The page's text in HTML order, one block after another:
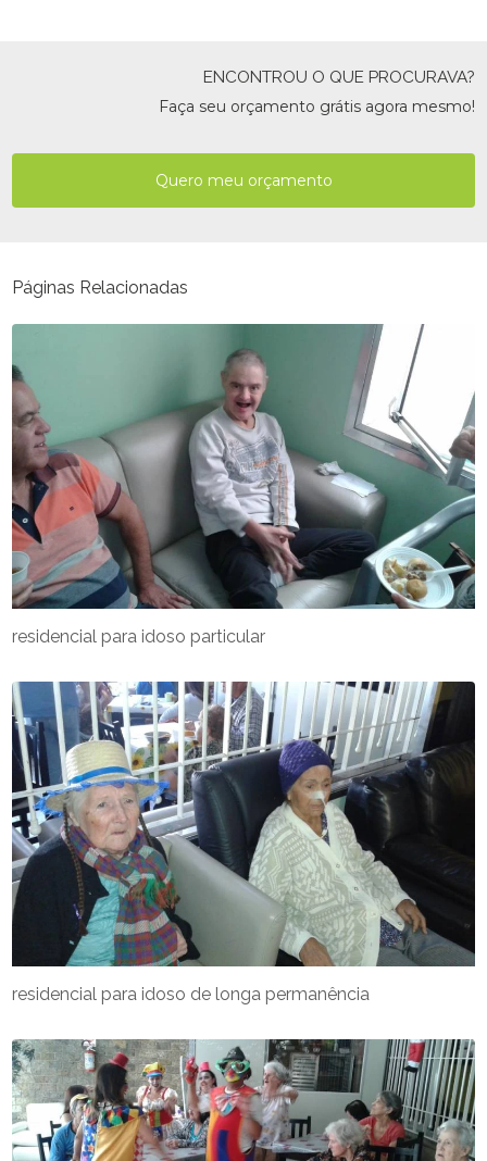
ENCONTROU O QUE PROCURAVA?
Faça seu orçamento grátis agora mesmo!
Quero meu orçamento
Páginas Relacionadas
residencial para idoso particular
residencial para idoso de longa permanência